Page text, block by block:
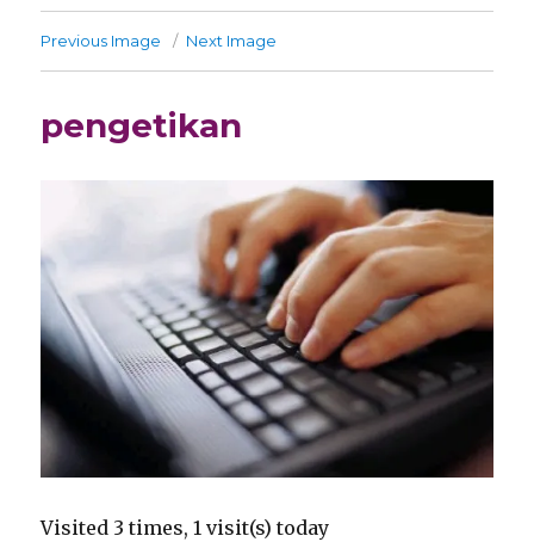
Previous Image Next Image
pengetikan
Visited 3 times, 1 visit(s) today